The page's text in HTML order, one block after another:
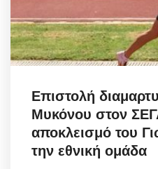
Επιστολή
Μυκόνου στον
αποκλεισμό του
την εθνική ομάδα